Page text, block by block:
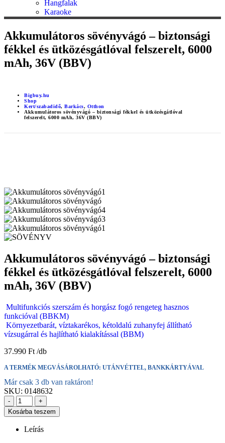
Hangfalak
Karaoke
Akkumulátoros sövényvágó – biztonsági
fékkel és ütközésgátlóval felszerelt, 6000
mAh, 36V (BBV)
Bigbuy.hu
Shop
Kert/szabadidő, Barkács, Otthon
Akkumulátoros sövényvágó – biztonsági fékkel és ütközésgátlóval
felszerelt, 6000 mAh, 36V (BBV)
Akkumulátoros sövényvágó – biztonsági
fékkel és ütközésgátlóval felszerelt, 6000
mAh, 36V (BBV)
Multifunkciós szerszám és horgász fogó rengeteg hasznos
funkcióval (BBKM)
Környezetbarát, víztakarékos, kétoldalú zuhanyfej állítható
vízsugárral és hajlítható kialakítással (BBM)
37.990 Ft
A TERMÉK MEGVÁSÁROLHATÓ: UTÁNVÉTTEL, BANKKÁRTYÁVAL
Már csak 3 db van raktáron!
SKU: 0148632
-
+
Kosárba teszem
Leírás